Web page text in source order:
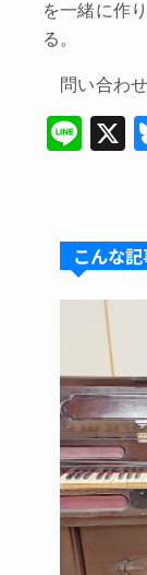
を一緒に作
る。
問い合わせ
Li
こんな記